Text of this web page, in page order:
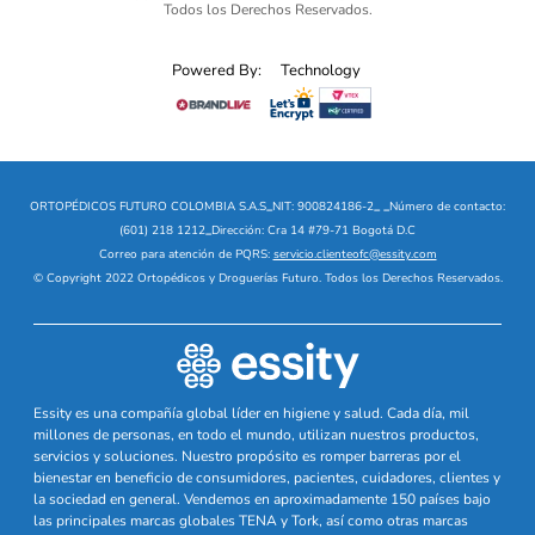
Todos los Derechos Reservados.
Powered By: Technology
ORTOPÉDICOS FUTURO COLOMBIA S.A.S_NIT: 900824186-2_ _Número de contacto:
(601) 218 1212_Dirección: Cra 14 #79-71 Bogotá D.C
Correo para atención de PQRS: servicio.clienteofc@essity.com
© Copyright 2022 Ortopédicos y Droguerías Futuro. Todos los Derechos Reservados.
Essity es una compañía global líder en higiene y salud. Cada día, mil
millones de personas, en todo el mundo, utilizan nuestros productos,
servicios y soluciones. Nuestro propósito es romper barreras por el
bienestar en beneficio de consumidores, pacientes, cuidadores, clientes y
la sociedad en general. Vendemos en aproximadamente 150 países bajo
las principales marcas globales TENA y Tork, así como otras marcas